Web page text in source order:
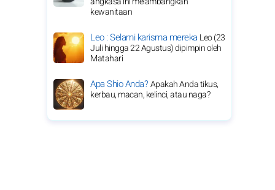
kewanitaan
Leo : Selami karisma mereka Leo (23
Juli hingga 22 Agustus) dipimpin oleh
Matahari
Apa Shio Anda?Apakah Anda tikus,
kerbau, macan, kelinci, atau naga?